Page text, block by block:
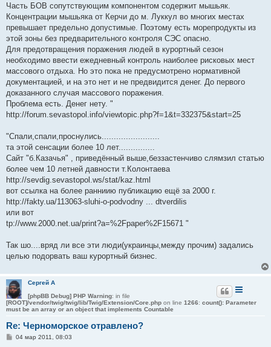
Часть БОВ сопутствующим компонентом содержит мышьяк.
Концентрации мышьяка от Керчи до м. Луккул во многих местах
превышает предельно допустимые. Поэтому есть морепродукты из
этой зоны без предварительного контроля СЭС опасно.
Для предотвращения поражения людей в курортный сезон
необходимо ввести ежедневный контроль наиболее рисковых мест
массового отдыха. Но это пока не предусмотрено нормативной
документацией, и на это нет и не предвидится денег. До первого
доказанного случая массового поражения.
Проблема есть. Денег нету. "
http://forum.sevastopol.info/viewtopic.php?f=1&t=332375&start=25
"Спали,спали,проснулись........................
та этой сенсации более 10 лет...............
Сайт "б.Казачья" , приведённый выше,беззастенчиво слямзил статью
более чем 10 летней давности т.Колонтаева
http://sevdig.sevastopol.ws/stat/kaz.html
вот ссылка на более ранниию публикацию ещё за 2000 г.
http://fakty.ua/113063-sluhi-o-podvodny ... dtverdilis
или вот
tp://www.2000.net.ua/print?a=%2Fpaper%2F15671 "
Так шо....вряд ли все эти люди(украинцы,между прочим) задались
целью подорвать ваш курортный бизнес.
Сергей А
[phpBB Debug] PHP Warning: in file
[ROOT]/vendor/twig/twig/lib/Twig/Extension/Core.php on line 1266: count(): Parameter
must be an array or an object that implements Countable
Re: Черноморское отравлено?
С04 мар 2011, 08:03